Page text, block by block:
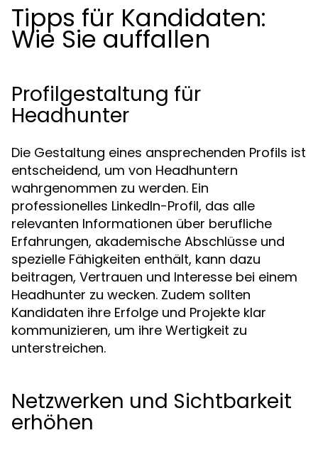
Tipps für Kandidaten:
Wie Sie auffallen
Profilgestaltung für
Headhunter
Die Gestaltung eines ansprechenden Profils ist
entscheidend, um von Headhuntern
wahrgenommen zu werden. Ein
professionelles LinkedIn-Profil, das alle
relevanten Informationen über berufliche
Erfahrungen, akademische Abschlüsse und
spezielle Fähigkeiten enthält, kann dazu
beitragen, Vertrauen und Interesse bei einem
Headhunter zu wecken. Zudem sollten
Kandidaten ihre Erfolge und Projekte klar
kommunizieren, um ihre Wertigkeit zu
unterstreichen.
Netzwerken und Sichtbarkeit
erhöhen